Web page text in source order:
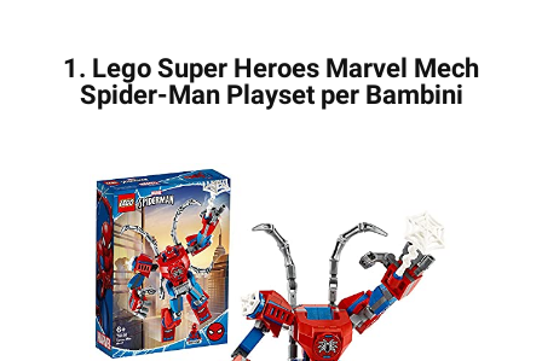
1. Lego Super Heroes Marvel Mech
Spider-Man Playset per Bambini